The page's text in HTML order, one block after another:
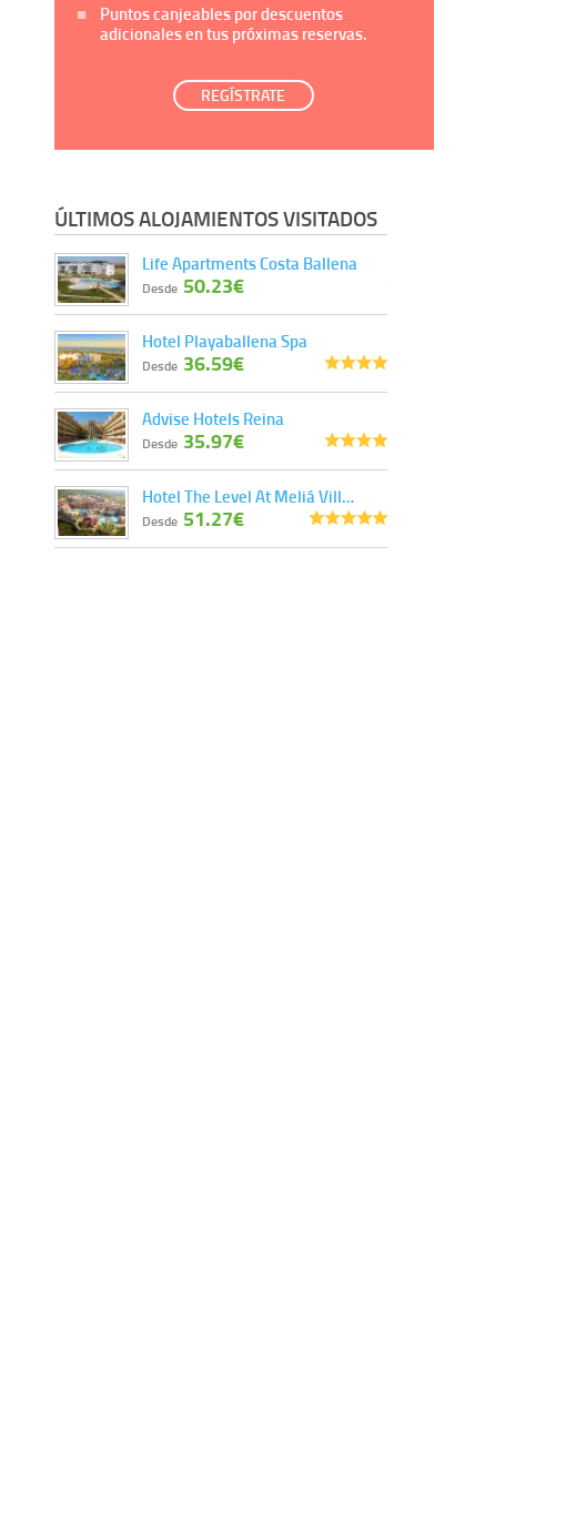
Puntos canjeables por descuentos
adicionales en tus próximas reservas.
REGÍSTRATE
ÚLTIMOS ALOJAMIENTOS VISITADOS
Life Apartments Costa Ballena
Desde 50.23€
Hotel Playaballena Spa
Desde 36.59€
Advise Hotels Reina
Desde 35.97€
Hotel The Level At Meliá Vill…
Desde 51.27€